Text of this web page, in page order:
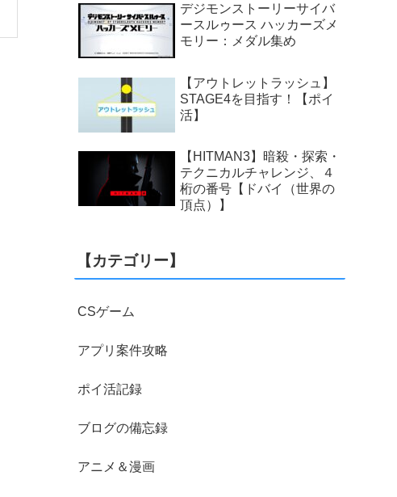
デジモンストーリーサイバ
ースルゥース ハッカーズメ
モリー：メダル集め
【アウトレットラッシュ】
STAGE4を目指す！【ポイ
活】
【HITMAN3】暗殺・探索・
テクニカルチャレンジ、４
桁の番号【ドバイ（世界の
頂点）】
【カテゴリー】
CSゲーム
アプリ案件攻略
ポイ活記録
ブログの備忘録
アニメ＆漫画